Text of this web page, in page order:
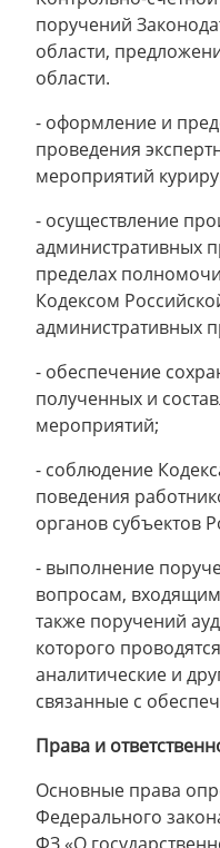
поручений
области,
области.
- оформление и
проведения
мероприятий
- осуществление
административных
пределах
Кодексом
административных
- обеспечение
полученных и
мероприятий;
- соблюдение
поведения
органов субъектов
- выполнение
вопросам,
также поручений
которого
аналитические и
связанные с
Права и
Основные права
Федерального